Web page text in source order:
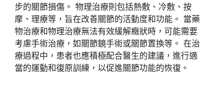
步的關節損傷。 物理治療則包括熱敷、冷敷、按
摩、理療等，旨在改善關節的活動度和功能。 當藥
物治療和物理治療無法有效緩解癥狀時，可能需要
考慮手術治療，如關節鏡手術或關節置換等。 在治
療過程中，患者也應積極配合醫生的建議，進行適
當的運動和復原訓練，以促進關節功能的恢復。